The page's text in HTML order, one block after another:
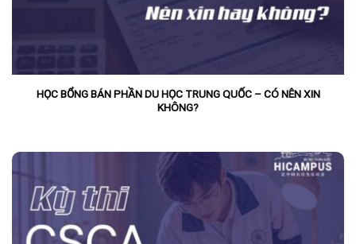
HỌC BỔNG BÁN PHẦN DU HỌC TRUNG QUỐC – CÓ NÊN XIN
KHÔNG?